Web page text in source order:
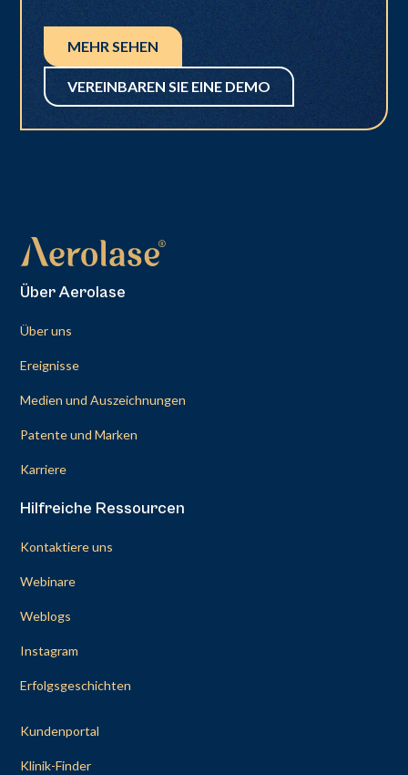
MEHR SEHEN
VEREINBAREN SIE EINE DEMO
Über Aerolase
Über uns
Ereignisse
Medien und Auszeichnungen
Patente und Marken
Karriere
Hilfreiche Ressourcen
Kontaktiere uns
Webinare
Weblogs
Instagram
Erfolgsgeschichten
Kundenportal
Klinik-Finder